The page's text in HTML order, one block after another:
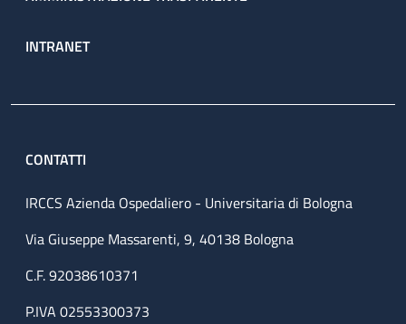
INTRANET
CONTATTI
IRCCS Azienda Ospedaliero - Universitaria di Bologna
Via Giuseppe Massarenti, 9, 40138 Bologna
C.F. 92038610371
P.IVA 02553300373